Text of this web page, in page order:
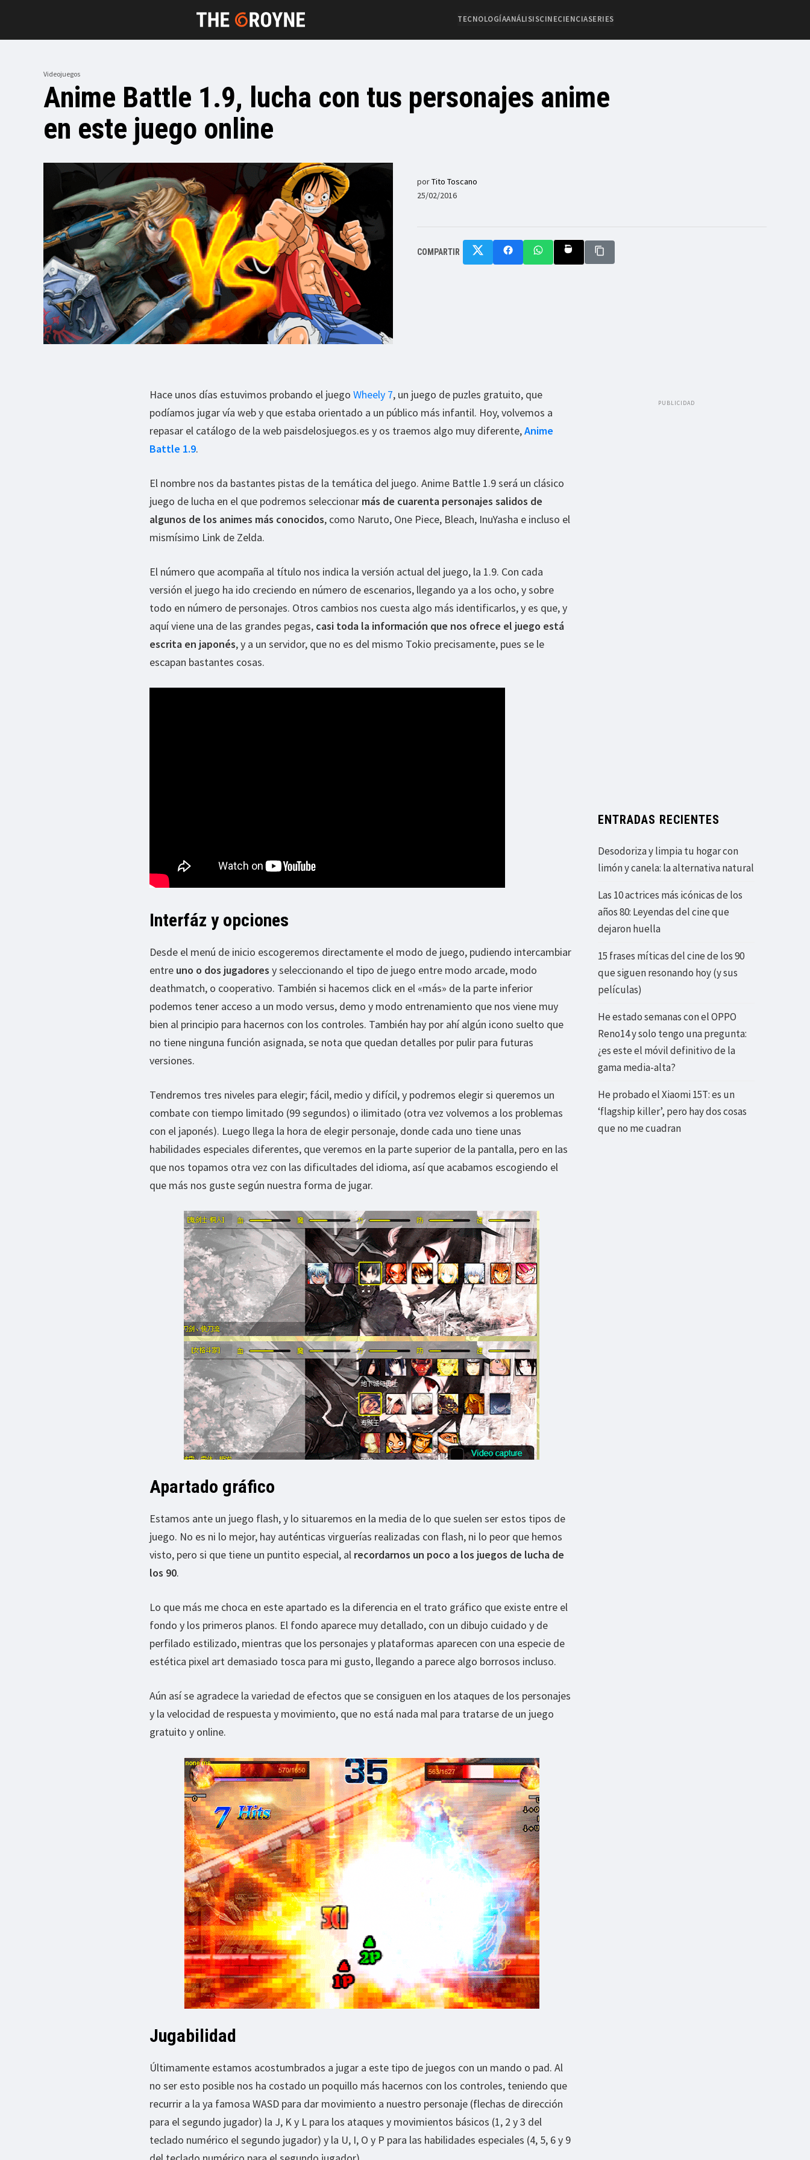
TECNOLOGÍAANÁLISISCINECIENCIASERIES
Videojuegos
Anime Battle 1.9, lucha con tus personajes anime
en este juego online
porTito Toscano
25/02/2016
COMPARTIR
Hace unos días estuvimos probando el juego Wheely 7, un juego de puzles gratuito, que
podíamos jugar vía web y que estaba orientado a un público más infantil. Hoy, volvemos a
repasar el catálogo de la web paisdelosjuegos.es y os traemos algo muy diferente,Anime
Battle 1.9.
El nombre nos da bastantes pistas de la temática del juego. Anime Battle 1.9 será un clásico
juego de lucha en el que podremos seleccionar más de cuarenta personajes salidos de
algunos de los animes más conocidos, como Naruto, One Piece, Bleach, InuYasha e incluso el
mismísimo Link de Zelda.
El número que acompaña al título nos indica la versión actual del juego, la 1.9. Con cada
versión el juego ha ido creciendo en número de escenarios, llegando ya a los ocho, y sobre
todo en número de personajes. Otros cambios nos cuesta algo más identificarlos, y es que, y
aquí viene una de las grandes pegas, casi toda la información que nos ofrece el juego está
escrita en japonés, y a un servidor, que no es del mismo Tokio precisamente, pues se le
escapan bastantes cosas.
Interfáz y opciones
Desde el menú de inicio escogeremos directamente el modo de juego, pudiendo intercambiar
entre uno o dos jugadores y seleccionando el tipo de juego entre modo arcade, modo
deathmatch, o cooperativo. También si hacemos click en el «más» de la parte inferior
podemos tener acceso a un modo versus, demo y modo entrenamiento que nos viene muy
bien al principio para hacernos con los controles. También hay por ahí algún icono suelto que
no tiene ninguna función asignada, se nota que quedan detalles por pulir para futuras
versiones.
Tendremos tres niveles para elegir; fácil, medio y difícil, y podremos elegir si queremos un
combate con tiempo limitado (99 segundos) o ilimitado (otra vez volvemos a los problemas
con el japonés). Luego llega la hora de elegir personaje, donde cada uno tiene unas
habilidades especiales diferentes, que veremos en la parte superior de la pantalla, pero en las
que nos topamos otra vez con las dificultades del idioma, así que acabamos escogiendo el
que más nos guste según nuestra forma de jugar.
Apartado gráfico
Estamos ante un juego flash, y lo situaremos en la media de lo que suelen ser estos tipos de
juego. No es ni lo mejor, hay auténticas virguerías realizadas con flash, ni lo peor que hemos
visto, pero si que tiene un puntito especial, al recordarnos un poco a los juegos de lucha de
los 90.
Lo que más me choca en este apartado es la diferencia en el trato gráfico que existe entre el
fondo y los primeros planos. El fondo aparece muy detallado, con un dibujo cuidado y de
perfilado estilizado, mientras que los personajes y plataformas aparecen con una especie de
estética pixel art demasiado tosca para mi gusto, llegando a parece algo borrosos incluso.
Aún así se agradece la variedad de efectos que se consiguen en los ataques de los personajes
y la velocidad de respuesta y movimiento, que no está nada mal para tratarse de un juego
gratuito y online.
Jugabilidad
Últimamente estamos acostumbrados a jugar a este tipo de juegos con un mando o pad. Al
no ser esto posible nos ha costado un poquillo más hacernos con los controles, teniendo que
recurrir a la ya famosa WASD para dar movimiento a nuestro personaje (flechas de dirección
para el segundo jugador) la J, K y L para los ataques y movimientos básicos (1, 2 y 3 del
teclado numérico el segundo jugador) y la U, I, O y P para las habilidades especiales (4, 5, 6 y 9
PUBLICIDAD
ENTRADAS RECIENTES
Desodoriza y limpia tu hogar con
limón y canela: la alternativa natural
Las 10 actrices más icónicas de los
años 80: Leyendas del cine que
dejaron huella
15 frases míticas del cine de los 90
que siguen resonando hoy (y sus
películas)
He estado semanas con el OPPO
Reno14 y solo tengo una pregunta:
¿es este el móvil definitivo de la
gama media-alta?
He probado el Xiaomi 15T: es un
‘flagship killer’, pero hay dos cosas
que no me cuadran